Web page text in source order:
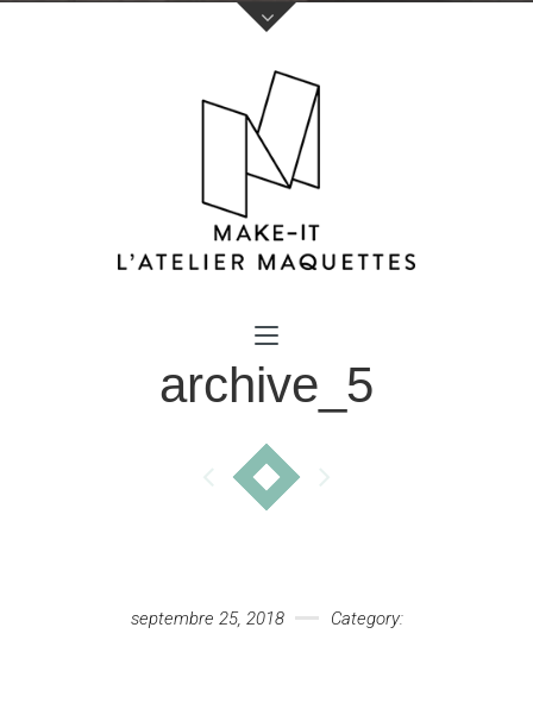
Votre nom (obligatoire)
Votre e-mail (obligatoire)
Votre message
archive_5
septembre 25, 2018 Category: